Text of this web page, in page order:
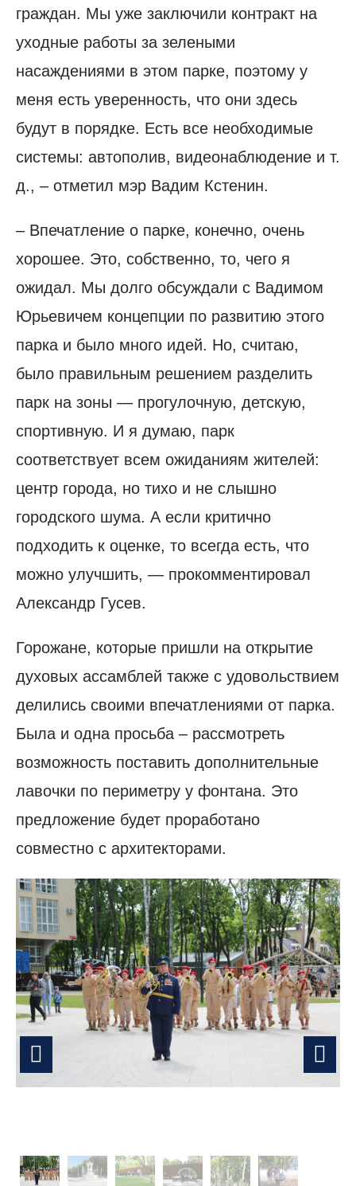
граждан. Мы уже заключили контракт на
уходные работы за зелеными
насаждениями в этом парке, поэтому у
меня есть уверенность, что они здесь
будут в порядке. Есть все необходимые
системы: автополив, видеонаблюдение и т.
д., – отметил мэр Вадим Кстенин.
– Впечатление о парке, конечно, очень
хорошее. Это, собственно, то, чего я
ожидал. Мы долго обсуждали с Вадимом
Юрьевичем концепции по развитию этого
парка и было много идей. Но, считаю,
было правильным решением разделить
парк на зоны — прогулочную, детскую,
спортивную. И я думаю, парк
соответствует всем ожиданиям жителей:
центр города, но тихо и не слышно
городского шума. А если критично
подходить к оценке, то всегда есть, что
можно улучшить, — прокомментировал
Александр Гусев.
Горожане, которые пришли на открытие
духовых ассамблей также с удовольствием
делились своими впечатлениями от парка.
Была и одна просьба – рассмотреть
возможность поставить дополнительные
лавочки по периметру у фонтана. Это
предложение будет проработано
совместно с архитекторами.